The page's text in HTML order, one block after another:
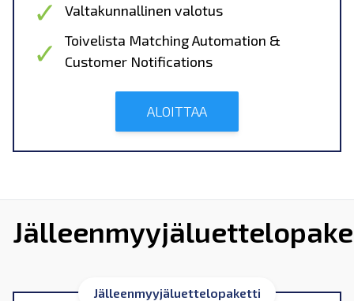
Valtakunnallinen valotus
Toivelista Matching Automation &
Customer Notifications
ALOITTAA
Jälleenmyyjäluettelopaketti